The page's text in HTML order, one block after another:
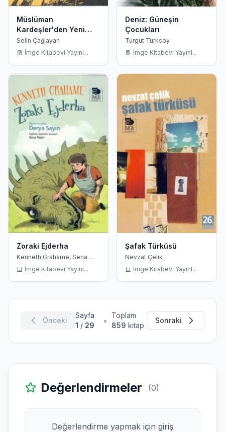
Müslüman
Kardeşler'den Yeni
Osmanlılar'a İslamcılık
Selin Çağlayan
İmge Kitabevi Yayınl...
Deniz: Güneşin
Çocukları
Turgut Türksoy
İmge Kitabevi Yayınl...
Zoraki Ejderha
Kenneth Grahame, Sena
Pasin
İmge Kitabevi Yayınl...
Şafak Türküsü
Nevzat Çelik
İmge Kitabevi Yayınl...
Önceki
Sayfa
1 / 29 •
Toplam
859 kitap
Sonraki
Değerlendirmeler (0)
Değerlendirme yapmak için giriş